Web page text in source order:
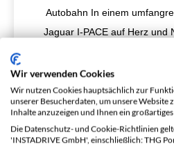
Autobahn In einem
Jaguar I-PACE auf Herz und
Wir verwenden Cookies
Wir nutzen Cookies hauptsächlich zur
unserer Besucherdaten, um unsere Website
Inhalte anzuzeigen und Ihnen ein
Die Datenschutz- und Cookie-Richtlinien
'INSTADRIVE GmbH', einschließlich: THG